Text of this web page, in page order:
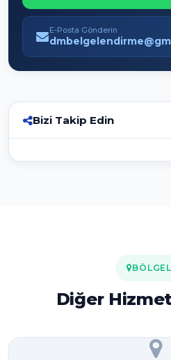
E-Posta Gönderin
Bizi Takip Edin
Diğer